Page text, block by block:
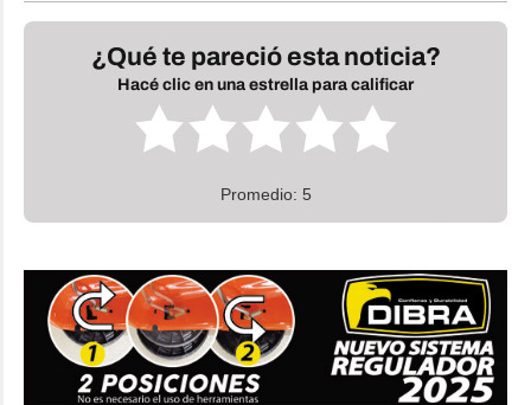
¿Qué te pareció esta noticia?
Hacé clic en una estrella para calificar
Promedio: 5